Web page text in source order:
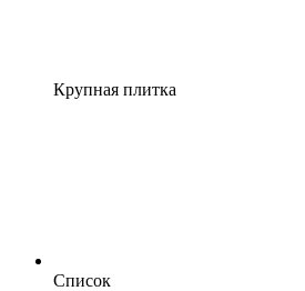
Крупная плитка
Список